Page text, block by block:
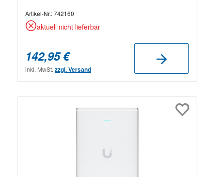
Artikel-Nr.:742160
aktuell nicht lieferbar
142,95 €
inkl. MwSt. zzgl. Versand